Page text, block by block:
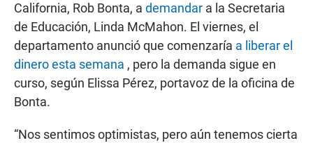
California, Rob Bonta, a demandar a la Secretaria
de Educación, Linda McMahon. El viernes, el
departamento anunció que comenzaría a liberar el
dinero esta semana , pero la demanda sigue en
curso, según Elissa Pérez, portavoz de la oficina de
Bonta.
“Nos sentimos optimistas, pero aún tenemos cierta